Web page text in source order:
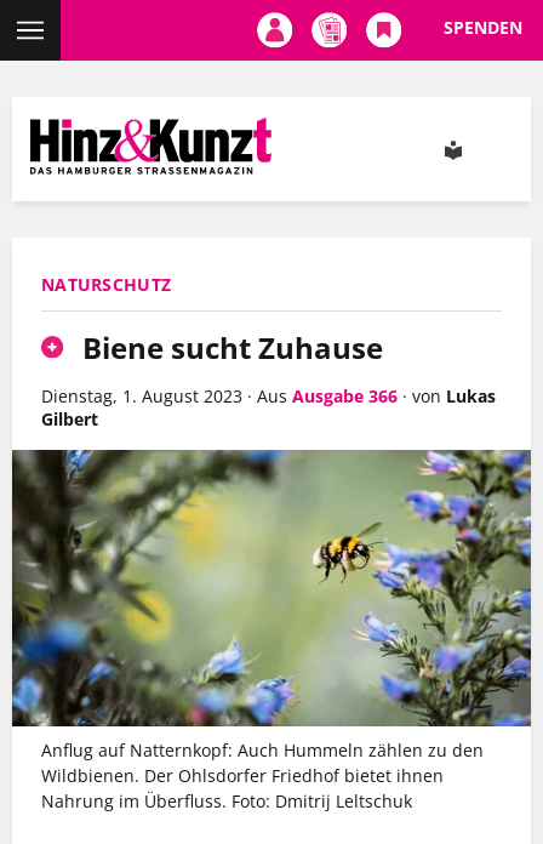
Inhalt
SPENDEN
NATURSCHUTZ
Biene sucht Zuhause
Dienstag, 1. August 2023 · Aus Ausgabe 366 · von Lukas
Gilbert
Anflug auf Natternkopf: Auch Hummeln zählen zu den
Wildbienen. Der Ohls­dorfer Friedhof bietet ihnen
Nahrung im Überfluss. Foto: Dmitrij Leltschuk